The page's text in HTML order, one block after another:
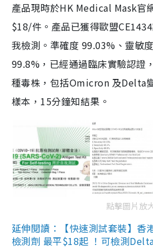
產品現時於HK Medical Mask官
$18/件。產品已獲得歐盟
我檢測。準確度 99.03%、靈敏
99.8%，已經通過臨床實驗認證
種毒株，包括Omicron 及Delta
樣本，15分鐘知結果。
點擊圖片放
延伸閱讀：【快速測試套裝】香
檢測劑 最平$18起 ！可檢測